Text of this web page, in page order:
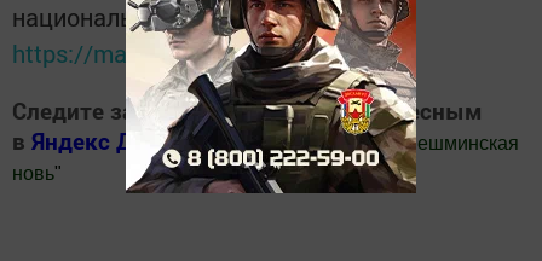
национальном мессенджере MАХ:
https://max.ru/tatmedia
Следите за самым важным и интересным
в Яндекс Дзени Телеграм канале"Шешминская
новь"